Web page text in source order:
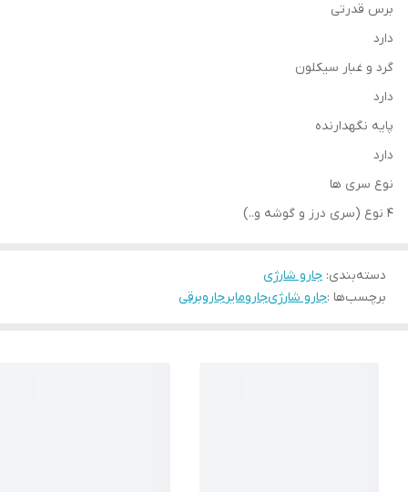
برس قدرتی
دارد
گرد و غبار سیکلون
دارد
پایه نگهدارنده
دارد
نوع سری ها
4 نوع (سری درز و گوشه و..)
دسته‌بندی: جارو شارژی
برچسب‌ها :جارو شارژیجارومایرجاروبرقی